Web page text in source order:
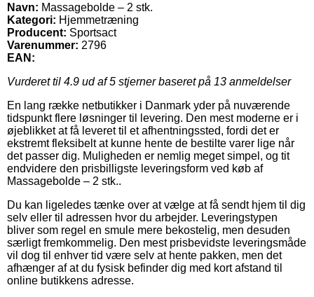
Navn: Massagebolde – 2 stk.
Kategori: Hjemmetræning
Producent: Sportsact
Varenummer: 2796
EAN:
Vurderet til 4.9 ud af 5 stjerner baseret på 13 anmeldelser
En lang række netbutikker i Danmark yder på nuværende
tidspunkt flere løsninger til levering. Den mest moderne er i
øjeblikket at få leveret til et afhentningssted, fordi det er
ekstremt fleksibelt at kunne hente de bestilte varer lige når
det passer dig. Muligheden er nemlig meget simpel, og tit
endvidere den prisbilligste leveringsform ved køb af
Massagebolde – 2 stk..
Du kan ligeledes tænke over at vælge at få sendt hjem til dig
selv eller til adressen hvor du arbejder. Leveringstypen
bliver som regel en smule mere bekostelig, men desuden
særligt fremkommelig. Den mest prisbevidste leveringsmåde
vil dog til enhver tid være selv at hente pakken, men det
afhænger af at du fysisk befinder dig med kort afstand til
online butikkens adresse.